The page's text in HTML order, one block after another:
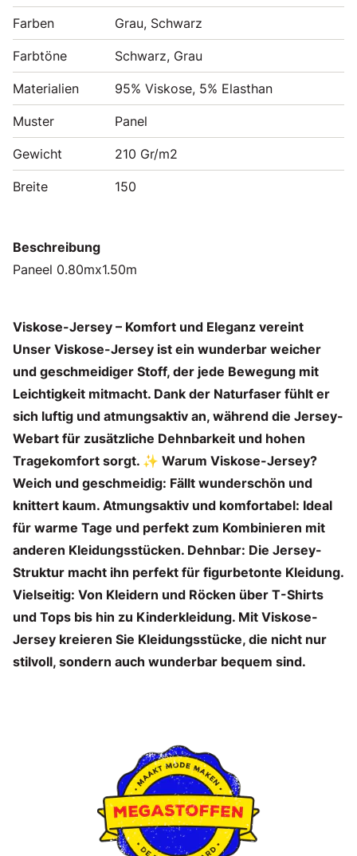
Farben Grau, Schwarz
Farbtöne Schwarz, Grau
Materialien 95% Viskose, 5% Elasthan
Muster Panel
Gewicht 210 Gr/m2
Breite 150
Beschreibung
Paneel 0.80mx1.50m
Viskose-Jersey – Komfort und Eleganz vereint
Unser Viskose-Jersey ist ein wunderbar weicher
und geschmeidiger Stoff, der jede Bewegung mit
Leichtigkeit mitmacht. Dank der Naturfaser fühlt er
sich luftig und atmungsaktiv an, während die Jersey-
Webart für zusätzliche Dehnbarkeit und hohen
Tragekomfort sorgt. ✨ Warum Viskose-Jersey?
Weich und geschmeidig: Fällt wunderschön und
knittert kaum. Atmungsaktiv und komfortabel: Ideal
für warme Tage und perfekt zum Kombinieren mit
anderen Kleidungsstücken. Dehnbar: Die Jersey-
Struktur macht ihn perfekt für figurbetonte Kleidung.
Vielseitig: Von Kleidern und Röcken über T-Shirts
und Tops bis hin zu Kinderkleidung. Mit Viskose-
Jersey kreieren Sie Kleidungsstücke, die nicht nur
stilvoll, sondern auch wunderbar bequem sind.